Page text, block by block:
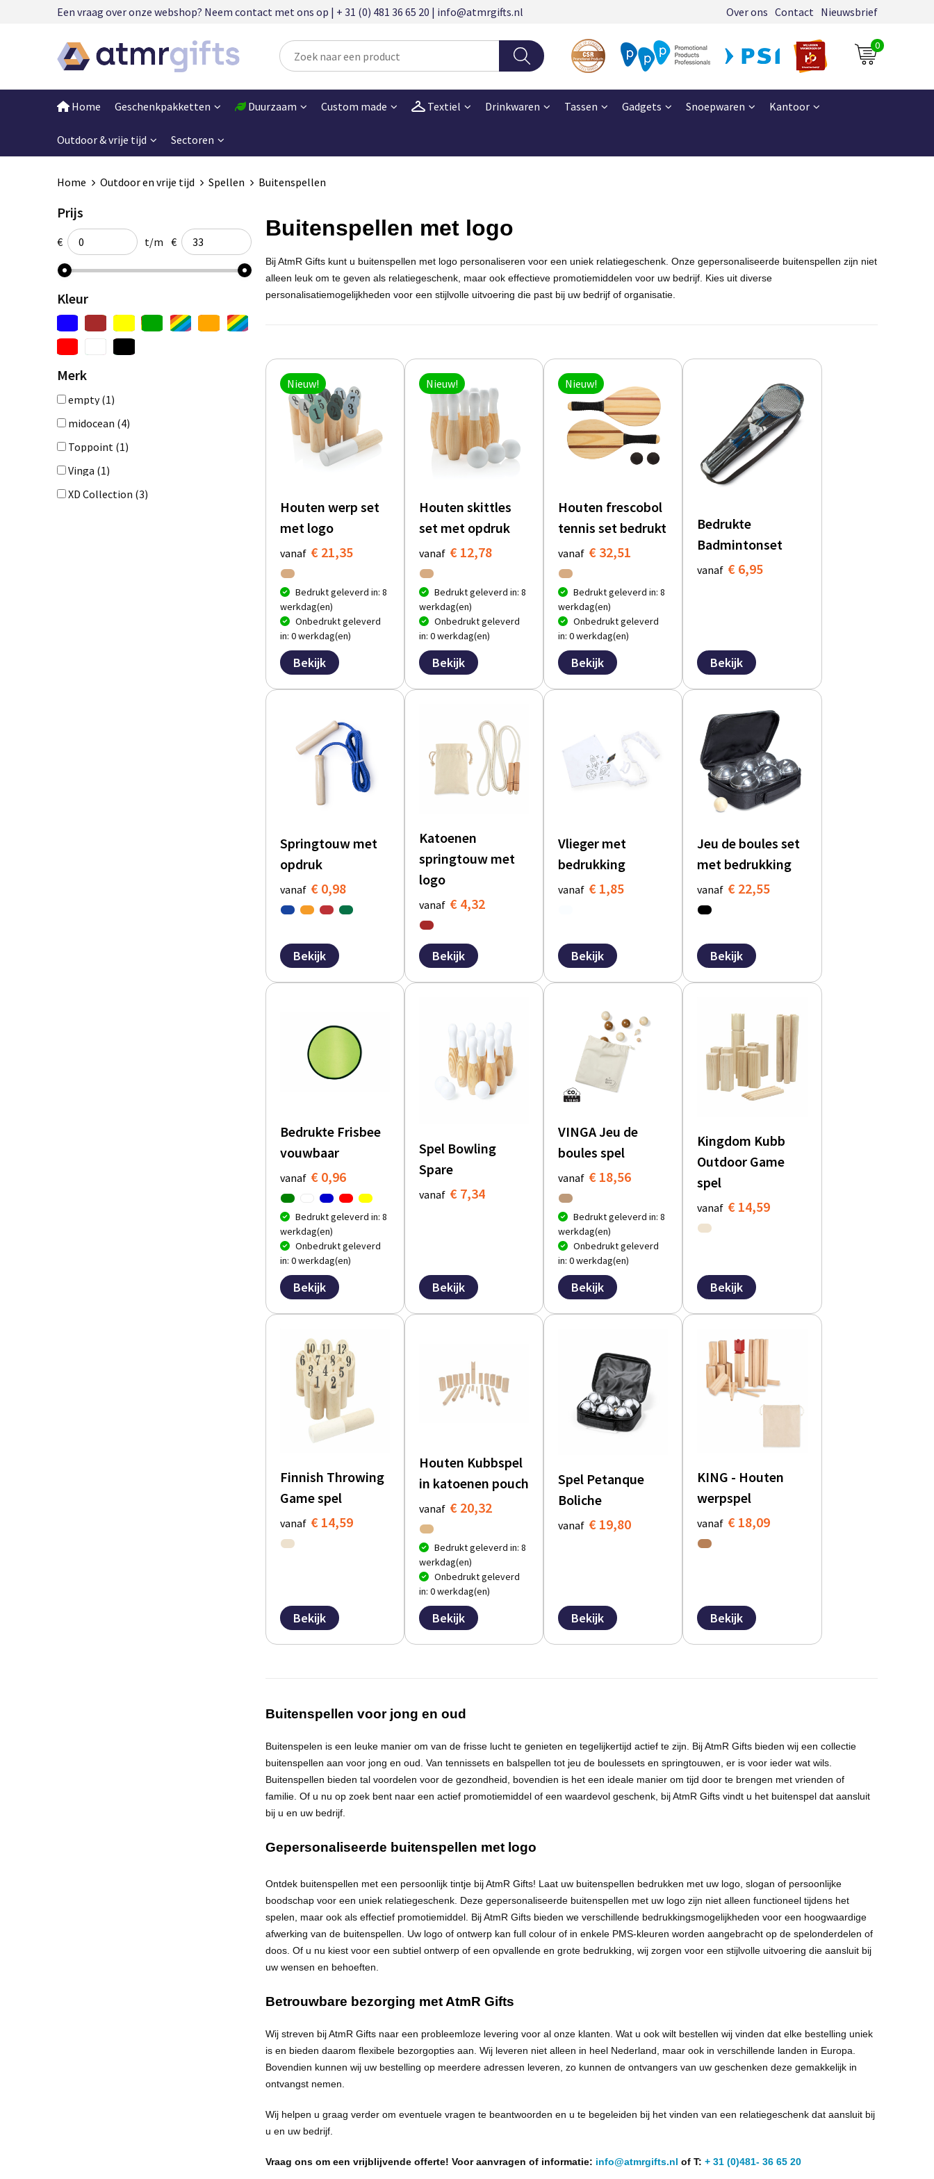
Een vraag over onze webshop? Neem contact met ons op | + 31 (0) 481 36 65 20 | info@atmrgifts.nl Over ons Contact Nieuwsbrief
0
Home Geschenkpakketten Duurzaam Custom made Textiel Drinkwaren Tassen Gadgets Snoepwaren Kantoor
Outdoor & vrije tijd Sectoren
Home Outdoor en vrije tijd Spellen Buitenspellen
Prijs
€ t/m €
Kleur
Merk
empty (1)
midocean (4)
Toppoint (1)
Vinga (1)
XD Collection (3)
Buitenspellen met logo
Bij AtmR Gifts kunt u buitenspellen met logo personaliseren voor een uniek relatiegeschenk. Onze gepersonaliseerde buitenspellen zijn niet
alleen leuk om te geven als relatiegeschenk, maar ook effectieve promotiemiddelen voor uw bedrijf. Kies uit diverse
personalisatiemogelijkheden voor een stijlvolle uitvoering die past bij uw bedrijf of organisatie.
Nieuw!
Houten werp set
met logo
vanaf € 21,35
Bedrukt geleverd in: 8
werkdag(en)
Onbedrukt geleverd
in: 0 werkdag(en)
Bekijk
Nieuw!
Houten skittles
set met opdruk
vanaf € 12,78
Bedrukt geleverd in: 8
werkdag(en)
Onbedrukt geleverd
in: 0 werkdag(en)
Bekijk
Nieuw!
Houten frescobol
tennis set bedrukt
vanaf € 32,51
Bedrukt geleverd in: 8
werkdag(en)
Onbedrukt geleverd
in: 0 werkdag(en)
Bekijk
Bedrukte
Badmintonset
vanaf € 6,95
Bekijk
Springtouw met
opdruk
vanaf € 0,98
Bekijk
Katoenen
springtouw met
logo
vanaf € 4,32
Bekijk
Vlieger met
bedrukking
vanaf € 1,85
Bekijk
Jeu de boules set
met bedrukking
vanaf € 22,55
Bekijk
Bedrukte Frisbee
vouwbaar
vanaf € 0,96
Bedrukt geleverd in: 8
werkdag(en)
Onbedrukt geleverd
in: 0 werkdag(en)
Bekijk
Spel Bowling
Spare
vanaf € 7,34
Bekijk
VINGA Jeu de
boules spel
vanaf € 18,56
Bedrukt geleverd in: 8
werkdag(en)
Onbedrukt geleverd
in: 0 werkdag(en)
Bekijk
Kingdom Kubb
Outdoor Game
spel
vanaf € 14,59
Bekijk
Finnish Throwing
Game spel
vanaf € 14,59
Bekijk
Houten Kubbspel
in katoenen pouch
vanaf € 20,32
Bedrukt geleverd in: 8
werkdag(en)
Onbedrukt geleverd
in: 0 werkdag(en)
Bekijk
Spel Petanque
Boliche
vanaf € 19,80
Bekijk
KING - Houten
werpspel
vanaf € 18,09
Bekijk
Buitenspellen voor jong en oud
Buitenspelen is een leuke manier om van de frisse lucht te genieten en tegelijkertijd actief te zijn. BijAtmR Gifts bieden wij een collectie
buitenspellen aan voor jong en oud. Van tennissets en balspellen tot jeu de boulessetsen springtouwen, er is voor ieder wat wils.
Buitenspellen bieden tal voordelen voor de gezondheid, bovendien is het een ideale manier om tijd door te brengen met vrienden of
familie. Of u nu op zoek bent naar een actief promotiemiddel of een waardevol geschenk, bijAtmR Gifts vindt u het buitenspel dat aansluit
bij u en uw bedrijf.
Gepersonaliseerde buitenspellen met logo
Ontdek buitenspellen met een persoonlijk tintje bijAtmR Gifts! Laat uw buitenspellen bedrukken met uw logo, slogan of persoonlijke
boodschap voor een uniek relatiegeschenk. Deze gepersonaliseerde buitenspellen met uw logo zijn niet alleen functioneel tijdens het
spelen, maar ook als effectief promotiemiddel. BijAtmR Gifts bieden we verschillende bedrukkingsmogelijkheden voor een hoogwaardige
afwerking van de buitenspellen. Uw logo of ontwerp kan full colour of in enkele PMS-kleuren worden aangebracht op de spelonderdelen of
doos. Of u nu kiest voor een subtiel ontwerp of een opvallende en grote bedrukking, wij zorgen voor een stijlvolle uitvoering die aansluit bij
uw wensen en behoeften.
Betrouwbare bezorging met AtmR Gifts
Wij streven bijAtmR Gifts naar een probleemloze levering voor al onze klanten. Wat u ook wilt bestellen wij vinden dat elke bestelling uniek
is en bieden daarom flexibele bezorgopties aan. Wij leveren niet alleen in heel Nederland, maar ook in verschillende landen in Europa.
Bovendien kunnen wij uw bestelling op meerdere adressen leveren, zo kunnen de ontvangers van uw geschenken deze gemakkelijk in
ontvangst nemen.
Wij helpen u graag verder om eventuele vragen te beantwoorden en u te begeleiden bij het vinden van een relatiegeschenk dat aansluit bij
u en uw bedrijf.
Vraag ons om een vrijblijvende offerte! Voor aanvragen of informatie: info@atmrgifts.nl of T: + 31 (0)481- 36 65 20